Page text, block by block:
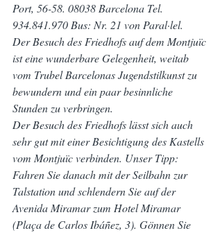
Port, 56-58. 08038 Barcelona Tel.
934.841.970 Bus: Nr. 21 von Paral·lel.
Der Besuch des Friedhofs auf dem Montjuïc
ist eine wunderbare Gelegenheit, weitab
vom Trubel Barcelonas Jugendstilkunst zu
bewundern und ein paar besinnliche
Stunden zu verbringen.
Der Besuch des Friedhofs lässt sich auch
sehr gut mit einer Besichtigung des Kastells
vom Montjuïc verbinden. Unser Tipp:
Fahren Sie danach mit der Seilbahn zur
Talstation und schlendern Sie auf der
Avenida Miramar zum Hotel Miramar
(Plaça de Carlos Ibáñez, 3). Gönnen Sie